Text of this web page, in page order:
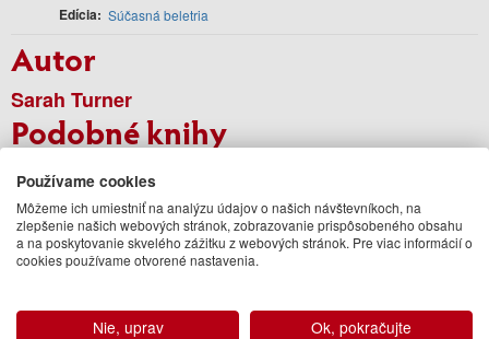
Edícia Súčasná beletria
Autor
Sarah Turner
Podobné knihy
Používame cookies
Môžeme ich umiestniť na analýzu údajov o našich návštevníkoch, na
zlepšenie našich webových stránok, zobrazovanie prispôsobeného obsahu
a na poskytovanie skvelého zážitku z webových stránok. Pre viac informácií o
cookies používame otvorené nastavenia.
Nie, uprav Ok, pokračujte